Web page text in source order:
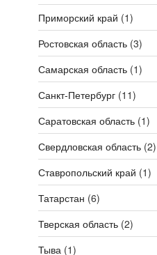
Приморский край (1)
Ростовская область(3)
Самарская область(1)
Санкт-Петербург(11)
Саратовская область(1)
Свердловская область(2)
Ставропольский край (1)
Татарстан (6)
Тверская область(2)
Тыва(1)